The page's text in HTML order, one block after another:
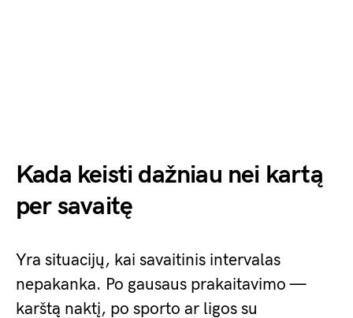
Kada keisti dažniau nei kartą
per savaitę
Yra situacijų, kai savaitinis intervalas
nepakanka. Po gausaus prakaitavimo —
karštą naktį, po sporto ar ligos su